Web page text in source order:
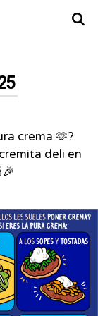
crema 🫶?⁣
deli en